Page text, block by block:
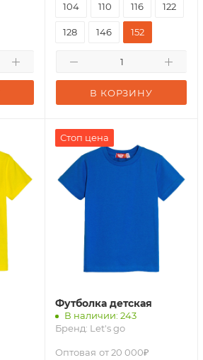
В КОРЗИНУ
104 110 116 122
128 146 152
Стоп цена
Футболка детская
В наличии: 243
Бренд: Let's go
Оптовая от 20 000₽